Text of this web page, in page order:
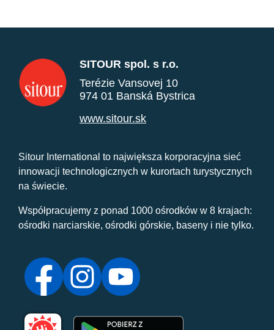
SITOUR spol. s r.o.
Terézie Vansovej 10
974 01 Banská Bystrica
www.sitour.sk
Sitour International to największa korporacyjna sieć
innowacji technologicznych w kurortach turystycznych
na świecie.
Współpracujemy z ponad 1000 ośrodków w 8 krajach:
ośrodki narciarskie, ośrodki górskie, baseny i nie tylko.